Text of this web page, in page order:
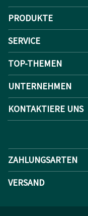
PRODUKTE
SERVICE
TOP-THEMEN
UNTERNEHMEN
KONTAKTIERE UNS
ZAHLUNGSARTEN
VERSAND